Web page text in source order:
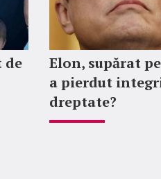
de
Elon, supărat
a pierdut
dreptate?